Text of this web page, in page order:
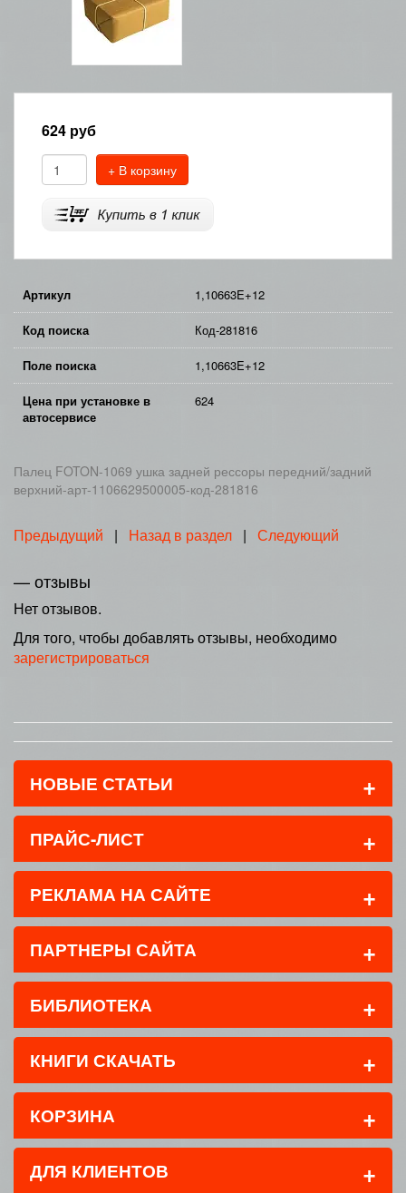
624 руб
+ В корзину
Артикул 1,10663E+12
Код поиска Код-281816
Поле поиска 1,10663E+12
Цена при установке в
автосервисе
624
Палец FOTON-1069 ушка задней рессоры передний/задний
верхний-арт-1106629500005-код-281816
Предыдущий | Назад в раздел | Следующий
— отзывы
Нет отзывов.
Для того, чтобы добавлять отзывы, необходимо
зарегистрироваться
НОВЫЕ СТАТЬИ +
ПРАЙС-ЛИСТ +
РЕКЛАМА НА САЙТЕ +
ПАРТНЕРЫ САЙТА +
БИБЛИОТЕКА +
КНИГИ СКАЧАТЬ +
КОРЗИНА +
ДЛЯ КЛИЕНТОВ +